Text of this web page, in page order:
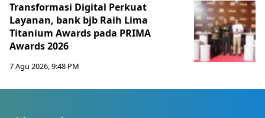
Transformasi Digital Perkuat
Layanan, bank bjb Raih Lima
Titanium Awards pada PRIMA
Awards 2026
7 Agu 2026, 9:48 PM